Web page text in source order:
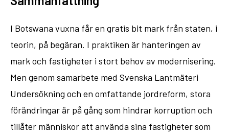
I Botswana vuxna får en gratis bit mark från staten, i
teorin, på begäran. I praktiken är hanteringen av
mark och fastigheter i stort behov av modernisering.
Men genom samarbete med Svenska Lantmäteri
Undersökning och en omfattande jordreform, stora
förändringar är på gång som hindrar korruption och
tillåter människor att använda sina fastigheter som